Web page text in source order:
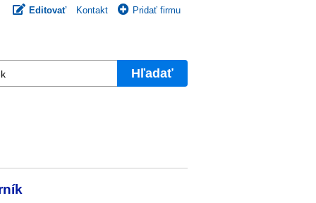
Editovať Kontakt Pridať firmu
Hľadať